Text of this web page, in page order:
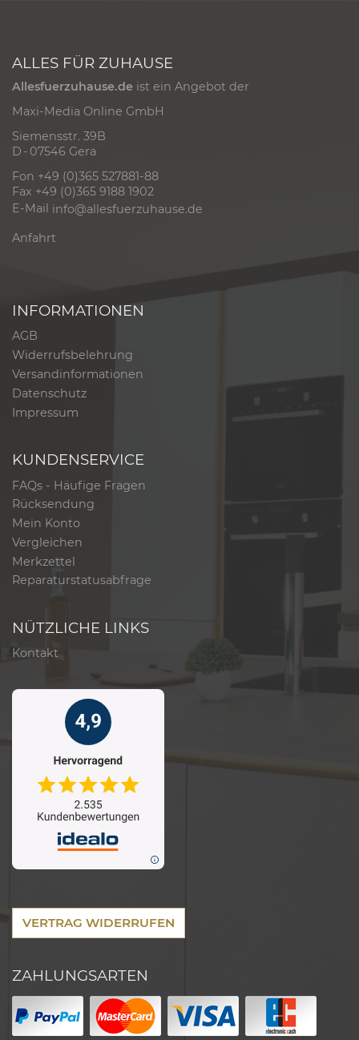
ALLES FÜR ZUHAUSE
Allesfuerzuhause.de ist ein Angebot der
Maxi-Media Online GmbH
Siemensstr. 39B
D - 07546 Gera
Fon +49 (0)365 527881-88
Fax +49 (0)365 9188 1902
E-Mail info@allesfuerzuhause.de
Anfahrt
INFORMATIONEN
AGB
Widerrufsbelehrung
Versandinformationen
Datenschutz
Impressum
KUNDENSERVICE
FAQs - Häufige Fragen
Rücksendung
Mein Konto
Vergleichen
Merkzettel
Reparaturstatusabfrage
NÜTZLICHE LINKS
Kontakt
VERTRAG WIDERRUFEN
ZAHLUNGSARTEN